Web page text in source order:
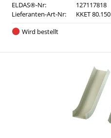
ELDAS®-Nr:
127117818
Lieferanten-Art-Nr:
KKET 80.150
Wird bestellt